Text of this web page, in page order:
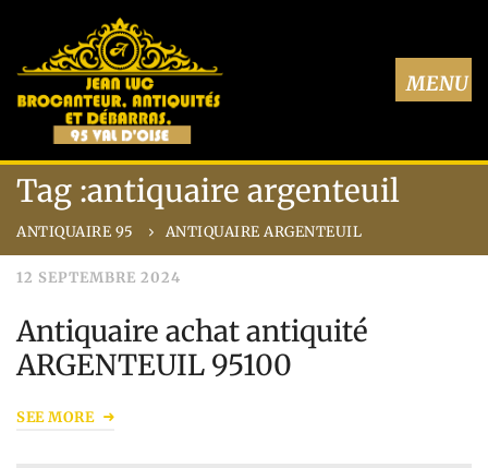
Tag :antiquaire argenteuil
ANTIQUAIRE 95 ANTIQUAIRE ARGENTEUIL
12 SEPTEMBRE 2024
Antiquaire achat antiquité
ARGENTEUIL 95100
SEE MORE